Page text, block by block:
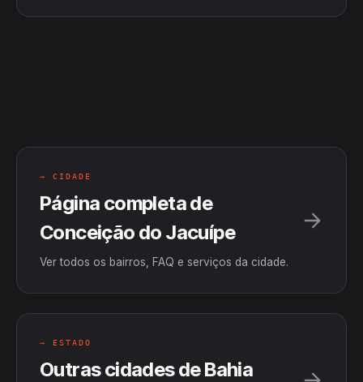
→ CIDADE
Página completa de
Conceição do Jacuípe
Ver todos os bairros, FAQ e serviços da cidade.
→ ESTADO
Outras cidades de Bahia